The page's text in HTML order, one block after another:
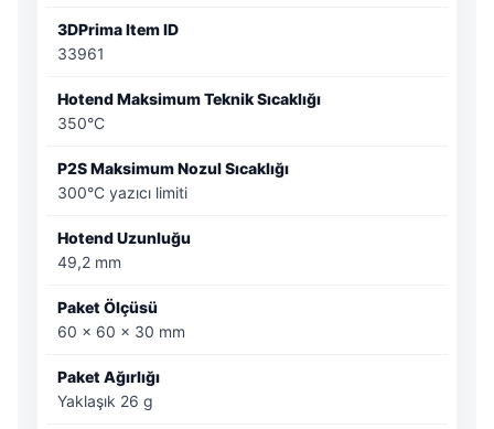
3DPrima Item ID
33961
Hotend Maksimum Teknik Sıcaklığı
350°C
P2S Maksimum Nozul Sıcaklığı
300°C yazıcı limiti
Hotend Uzunluğu
49,2 mm
Paket Ölçüsü
60 × 60 × 30 mm
Paket Ağırlığı
Yaklaşık 26 g